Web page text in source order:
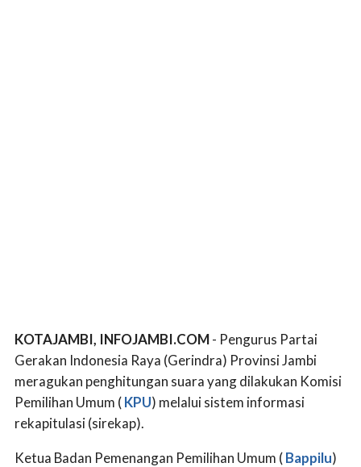
KOTAJAMBI, INFOJAMBI.COM- Pengurus Partai
Gerakan Indonesia Raya (Gerindra) Provinsi Jambi
meragukan penghitungan suara yang dilakukan Komisi
Pemilihan Umum (KPU) melalui sistem informasi
rekapitulasi (sirekap).
Ketua Badan Pemenangan Pemilihan Umum (Bappilu)